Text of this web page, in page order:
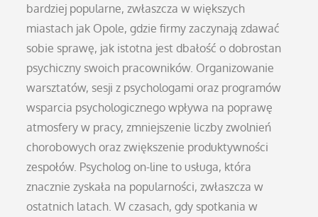
bardziej popularne, zwłaszcza w większych
miastach jak Opole, gdzie firmy zaczynają zdawać
sobie sprawę, jak istotna jest dbałość o dobrostan
psychiczny swoich pracowników. Organizowanie
warsztatów, sesji z psychologami oraz programów
wsparcia psychologicznego wpływa na poprawę
atmosfery w pracy, zmniejszenie liczby zwolnień
chorobowych oraz zwiększenie produktywności
zespołów. Psycholog on-line to usługa, która
znacznie zyskała na popularności, zwłaszcza w
ostatnich latach. W czasach, gdy spotkania w